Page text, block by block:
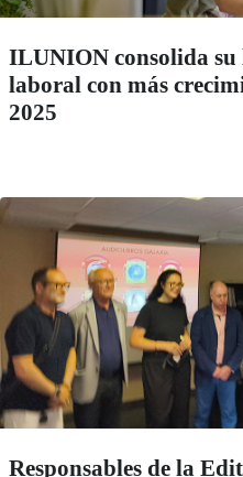
ILUNION consolida su
laboral con más
2025
Responsables de la